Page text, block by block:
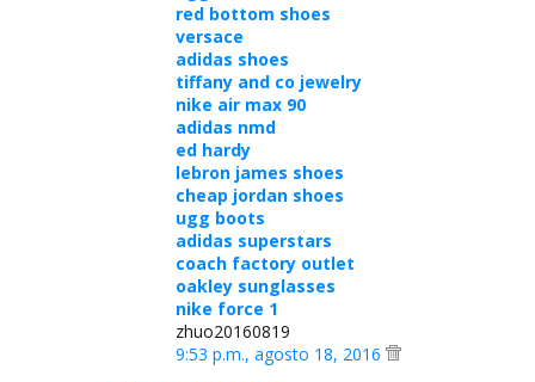
red bottom shoes
versace
adidas shoes
tiffany and co jewelry
nike air max 90
adidas nmd
ed hardy
lebron james shoes
cheap jordan shoes
ugg boots
adidas superstars
coach factory outlet
oakley sunglasses
nike force 1
zhuo20160819
9:53 p.m., agosto 18, 2016